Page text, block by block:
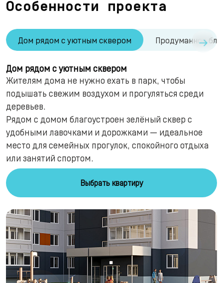
Особенности проекта
Дом рядом с уютным сквером Продуманное→
Дом рядом с уютным сквером
Жителям дома не нужно ехать в парк, чтобы
подышать свежим воздухом и прогуляться среди
деревьев.
Рядом с домом благоустроен зелёный сквер с
удобными лавочками и дорожками — идеальное
место для семейных прогулок, спокойного отдыха
или занятий спортом.
Выбрать квартиру